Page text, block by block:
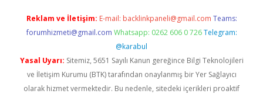
Reklam ve İletişim: E-mail: backlinkpaneli@gmail.com Teams:
forumhizmeti@gmail.com Whatsapp: 0262 606 0 726 Telegram:
@karabul
Yasal Uyarı: Sitemiz, 5651 Sayılı Kanun gereğince Bilgi Teknolojileri
ve İletişim Kurumu (BTK) tarafından onaylanmış bir Yer Sağlayıcı
olarak hizmet vermektedir. Bu nedenle, sitedeki içerikleri proaktif